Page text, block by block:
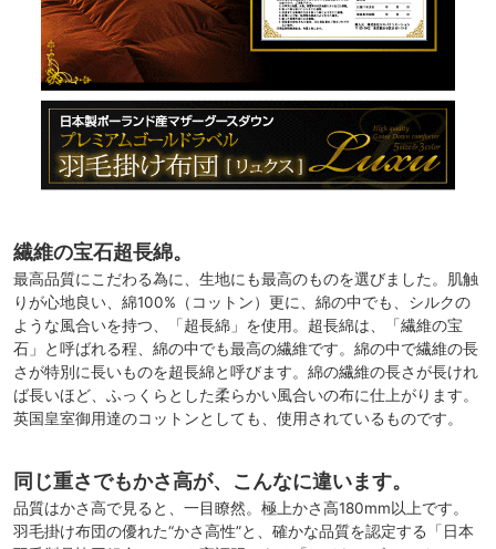
繊維の宝石超長綿。
最高品質にこだわる為に、生地にも最高のものを選びました。肌触
りが心地良い、綿100%（コットン）更に、綿の中でも、シルクの
ような風合いを持つ、「超長綿」を使用。超長綿は、「繊維の宝
石」と呼ばれる程、綿の中でも最高の繊維です。綿の中で繊維の長
さが特別に長いものを超長綿と呼びます。綿の繊維の長さが長けれ
ば長いほど、ふっくらとした柔らかい風合いの布に仕上がります。
英国皇室御用達のコットンとしても、使用されているものです。
同じ重さでもかさ高が、こんなに違います。
品質はかさ高で見ると、一目瞭然。極上かさ高180mm以上です。
羽毛掛け布団の優れた“かさ高性”と、確かな品質を認定する「日本